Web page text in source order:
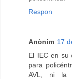
Respon
Anònim 17
El IEC en su
para
AVL, ni la